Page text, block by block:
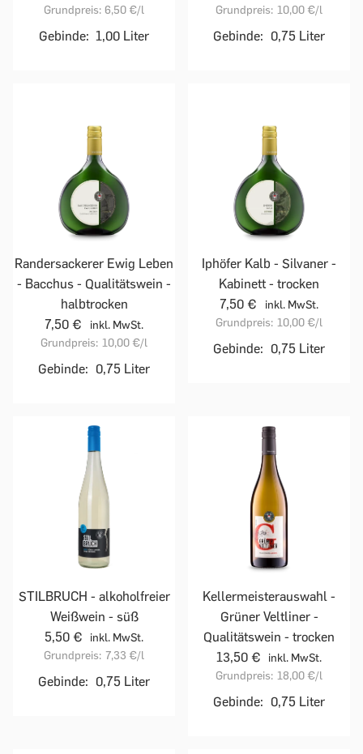
Grundpreis: 6,50 €/l
Gebinde: 1,00 Liter
Grundpreis: 10,00 €/l
Gebinde: 0,75 Liter
Randersackerer Ewig Leben
- Bacchus - Qualitätswein -
halbtrocken
7,50 €
inkl. MwSt.
Grundpreis: 10,00 €/l
Gebinde: 0,75 Liter
Iphöfer Kalb - Silvaner -
Kabinett - trocken
7,50 €
inkl. MwSt.
Grundpreis: 10,00 €/l
Gebinde: 0,75 Liter
STILBRUCH - alkoholfreier
Weißwein - süß
5,50 €
inkl. MwSt.
Grundpreis: 7,33 €/l
Gebinde: 0,75 Liter
Kellermeisterauswahl -
Grüner Veltliner -
Qualitätswein - trocken
13,50 €
inkl. MwSt.
Grundpreis: 18,00 €/l
Gebinde: 0,75 Liter